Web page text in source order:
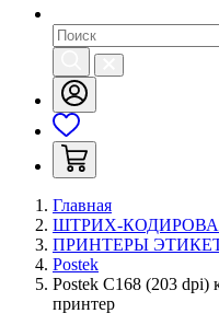
Главная
ШТРИХ-
ПРИНТЕРЫ
Postek
Postek C168 (203 dpi)
принтер